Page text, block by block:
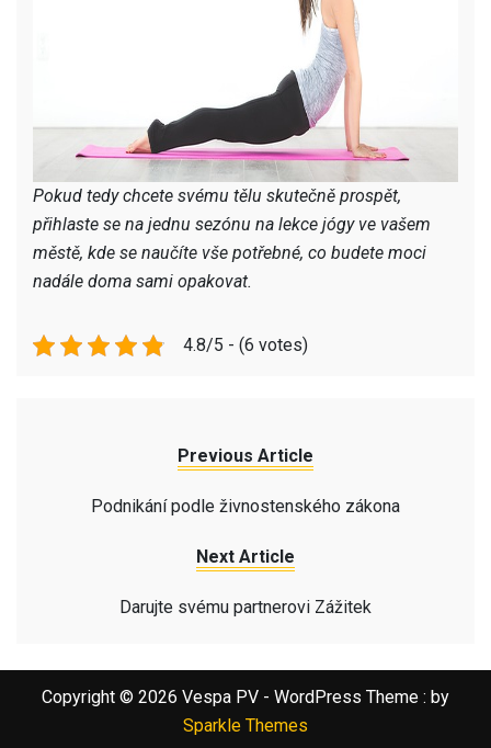
Pokud tedy chcete svému tělu skutečně prospět,
přihlaste se na jednu sezónu na lekce jógy ve vašem
městě, kde se naučíte vše potřebné, co budete moci
nadále doma sami opakovat.
4.8/5 - (6 votes)
Previous Article
Podnikání podle živnostenského zákona
Next Article
Darujte svému partnerovi Zážitek
Copyright © 2026 Vespa PV - WordPress Theme : by
Sparkle Themes